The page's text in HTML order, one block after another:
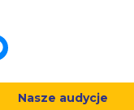
Nasze audycje